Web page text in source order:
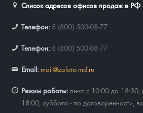
Список адресов офисов продаж в РФ
Телефон: 8 (800) 500-08-77
Телефон: 8 (800) 500-08-77
Email: mail@zoloto-md.ru
Режим работы: пн-чт с 10:00 до 18:30,
18:00, суббота - по договоренности,